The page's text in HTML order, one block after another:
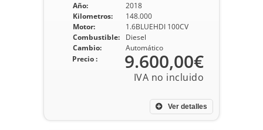
Año:
2018
Kilometros:
148.000
Motor:
1.6BLUEHDI 100CV
Combustible:
Diesel
Cambio:
Automático
Ver detalles
Precio : 9.600,00€